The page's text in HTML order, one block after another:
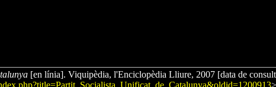
[en línia]. Viquipèdia, l'Enciclopèdia Lliure, 2007 [data de
>..